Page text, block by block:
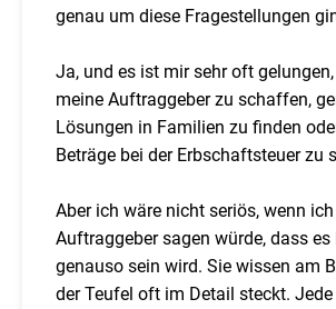
genau um diese Fragestellungen
Ja, und es ist mir sehr oft
meine Auftraggeber zu schaffen,
Lösungen in Familien zu finden
Beträge bei der Erbschaftsteuer zu
Aber ich wäre nicht seriös, wenn
Auftraggeber sagen würde, dass es
genauso sein wird. Sie wissen am
der Teufel oft im Detail steckt.